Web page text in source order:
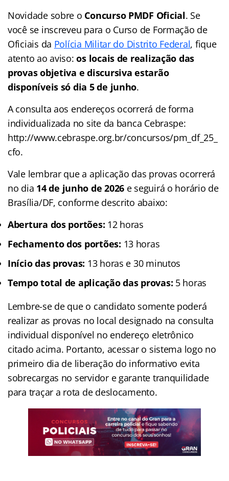
Novidade sobre o Concurso PMDF Oficial. Se
você se inscreveu para o Curso de Formação de
Oficiais da Polícia Militar do Distrito Federal, fique
atento ao aviso:os locais de realização das
provas objetiva e discursiva estarão
disponíveis só dia 5 de junho.
A consulta aos endereços ocorrerá de forma
individualizada no site da banca Cebraspe:
http://www.cebraspe.org.br/concursos/pm_df_25_
cfo.
Vale lembrar que a aplicação das provas ocorrerá
no dia 14 de junho de 2026 e seguirá o horário de
Brasília/DF, conforme descrito abaixo:
Abertura dos portões: 12 horas
Fechamento dos portões: 13 horas
Início das provas: 13 horas e 30 minutos
Tempo total de aplicação das provas: 5 horas
Lembre-se de que o candidato somente poderá
realizar as provas no local designado na consulta
individual disponível no endereço eletrônico
citado acima. Portanto, acessar o sistema logo no
primeiro dia de liberação do informativo evita
sobrecargas no servidor e garante tranquilidade
para traçar a rota de deslocamento.